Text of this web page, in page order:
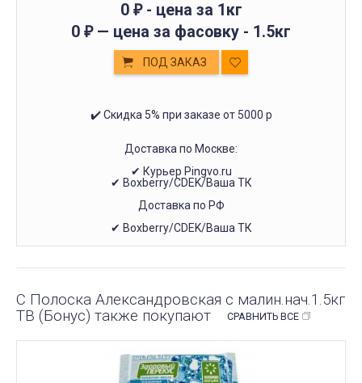
0 ₽- цена за 1кг
0 ₽— цена за фасовку - 1.5кг
ПОД ЗАКАЗ
✔️ Скидка 5% при заказе от 5000 р
Доставка по Москве:
✔ Курьер Pingvo.ru
✔ Boxberry/CDEK/Ваша ТК
Доставка по РФ
✔ Boxberry/CDEK/Ваша ТК
С Полоска Александровская с малин.нач.1.5кг
ТВ (Бонус) также покупают
СРАВНИТЬ ВСЕ